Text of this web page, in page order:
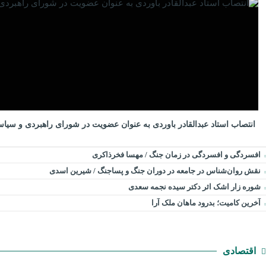
انتصاب استاد عبدالقادر باوردی به عنوان عضویت در شورای راهبردی و
افسردگی و افسردگی در زمان جنگ / مهسا فخرذاکری
نقش روان‌شناس در جامعه در دوران جنگ و پساجنگ / شیرین اسدی
شوره زار اشک اثر دکتر سیده نجمه سعدی
​آخرین کامیت؛ بدرود ماهان ملک آرا
اقتصادی